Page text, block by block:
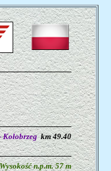
Kołobrzegkm 49.40
n.p.m. 57 m